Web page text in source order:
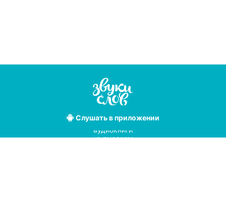
Слушатьв приложении
Лучшие
аудиокниги
на русском